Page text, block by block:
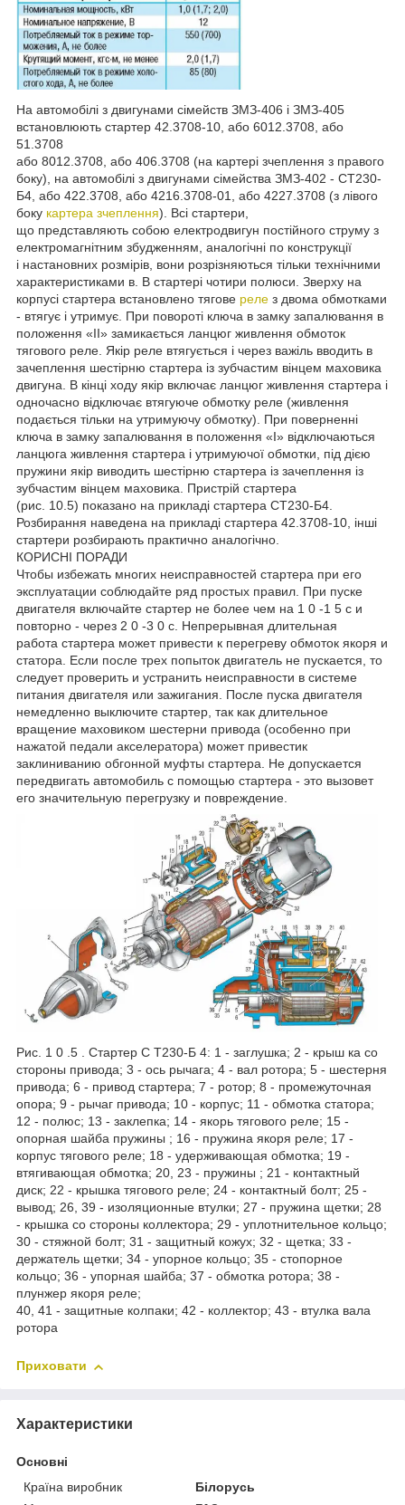
На автомобілі з двигунами сімейств ЗМЗ-406 і ЗМЗ-405
встановлюють стартер 42.3708-10, або 6012.3708, або
51.3708
або 8012.3708, або 406.3708 (на картері зчеплення з правого
боку), на автомобілі з двигунами сімейства ЗМЗ-402 - СТ230-
Б4, або 422.3708, або 4216.3708-01, або 4227.3708 (з лівого
боку картера зчеплення). Всі стартери,
що представляють собою електродвигун постійного струму з
електромагнітним збудженням, аналогічні по конструкції
і настановних розмірів, вони розрізняються тільки технічними
характеристиками в. В стартері чотири полюси. Зверху на
корпусі стартера встановлено тягове реле з двома обмотками
- втягує і утримує. При повороті ключа в замку запалювання в
положення «II» замикається ланцюг живлення обмоток
тягового реле. Якір реле втягується і через важіль вводить в
зачеплення шестірню стартера із зубчастим вінцем маховика
двигуна. В кінці ходу якір включає ланцюг живлення стартера і
одночасно відключає втягуюче обмотку реле (живлення
подається тільки на утримуючу обмотку). При поверненні
ключа в замку запалювання в положення «I» відключаються
ланцюга живлення стартера і утримуючої обмотки, під дією
пружини якір виводить шестірню стартера із зачеплення із
зубчастим вінцем маховика. Пристрій стартера
(рис. 10.5) показано на прикладі стартера СТ230-Б4.
Розбирання наведена на прикладі стартера 42.3708-10, інші
стартери розбирають практично аналогічно.
КОРИСНІ ПОРАДИ
Чтобы избежать многих неисправностей стартера при его
эксплуатации соблюдайте ряд простых правил. При пуске
двигателя включайте стартер не более чем на 1 0 -1 5 с и
повторно - через 2 0 -3 0 с. Непрерывная длительная
работа стартера может привести к перегреву обмоток якоря и
статора. Если после трех попыток двигатель не пускается, то
следует проверить и устранить неисправности в системе
питания двигателя или зажигания. После пуска двигателя
немедленно выключите стартер, так как длительное
вращение маховиком шестерни привода (особенно при
нажатой педали акселератора) может привестик
заклиниванию обгонной муфты стартера. Не допускается
передвигать автомобиль с помощью стартера - это вызовет
его значительную перегрузку и повреждение.
Рис. 1 0 .5 . Стартер С Т230-Б 4: 1 - заглушка; 2 - крыш ка со
стороны привода; 3 - ось рычага; 4 - вал ротора; 5 - шестерня
привода; 6 - привод стартера; 7 - ротор; 8 - промежуточная
опора; 9 - рычаг привода; 10 - корпус; 11 - обмотка статора;
12 - полюс; 13 - заклепка; 14 - якорь тягового реле; 15 -
опорная шайба пружины ; 16 - пружина якоря реле; 17 -
корпус тягового реле; 18 - удерживающая обмотка; 19 -
втягивающая обмотка; 20, 23 - пружины ; 21 - контактный
диск; 22 - крышка тягового реле; 24 - контактный болт; 25 -
вывод; 26, 39 - изоляционные втулки; 27 - пружина щетки; 28
- крышка со стороны коллектора; 29 - уплотнительное кольцо;
30 - стяжной болт; 31 - защитный кожух; 32 - щетка; 33 -
держатель щетки; 34 - упорное кольцо; 35 - стопорное
кольцо; 36 - упорная шайба; 37 - обмотка ротора; 38 -
плунжер якоря реле;
40, 41 - защитные колпаки; 42 - коллектор; 43 - втулка вала
ротора
Приховати
Характеристики
Основні
Країна виробник
Білорусь